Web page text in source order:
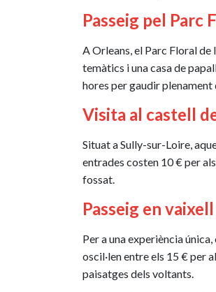
Passeig pel Parc
A Orleans, el Parc Floral de
temàtics i una casa de
hores per gaudir
Visita al castell
Situat a Sully-sur-Loire,
entrades costen 10 € per
fossat.
Passeig en
Per a una experiència
oscil·len entre els 15 € per
paisatges dels voltants.